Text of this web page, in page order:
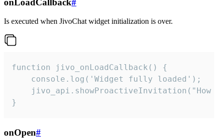
onLoadCallback#
Is executed when JivoChat widget initialization is over.
function jivo_onLoadCallback() {
    console.log('Widget fully loaded');
jivo_api.showProactiveInvitation("How
}
onOpen#